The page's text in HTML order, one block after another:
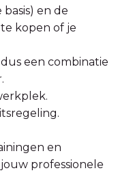
en de
kopen of je
een combinatie
en
professionele